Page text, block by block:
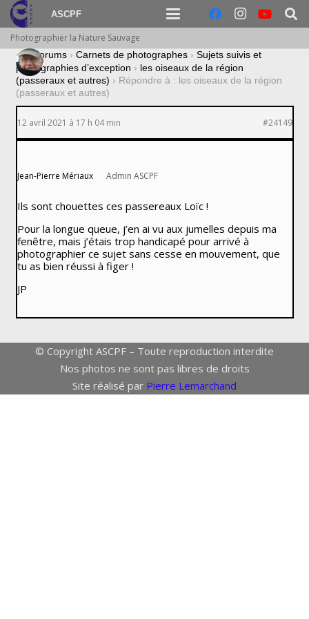
ASCPF
Photographier la Nature Sauvage
› Forums › Carnets de photographes › Sujets suivis et
photographies d’exception › les oiseaux de la région
(passeraux et autres) › Répondre à : les oiseaux de la région
(passeraux et autres)
12 avril 2021 à 17 h 04 min #24149
Jean-Pierre Mériaux Admin ASCPF
Ils sont chouettes ces passereaux Loïc !
Pour la longue queue, j’en ai vu aux jumelles depuis ma
fenêtre, mais j’étais trop handicapé pour arrivé à
photographier ce sujet sans cesse en mouvement, que
tu as bien réussi à figer !
JP
© Copyright ASCPF – Toute reproduction interdite
Nos photos ne sont pas libres de droits
Site réalisé par Pierre Lemarchand